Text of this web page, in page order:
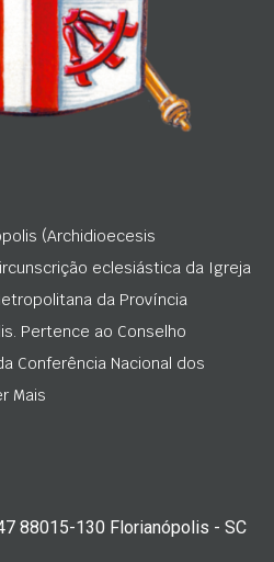
(Archidioecesis
eclesiástica da Igreja
da Província
Pertence ao Conselho
Conferência Nacional dos
Mais
88015-130 Florianópolis - SC